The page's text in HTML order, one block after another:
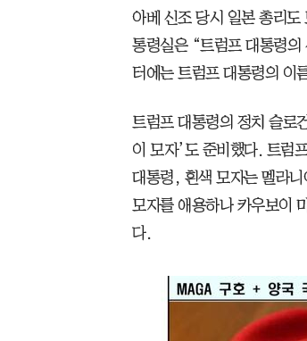
아베 신조 당시 일본 총리도
통령실은 “트럼프 대통령
터에는 트럼프 대통령의 이
트럼프 대통령의 정치 슬로
이 모자’도 준비했다. 트럼
대통령, 흰색 모자는 멜라
모자를 애용하나 카우보이
다.